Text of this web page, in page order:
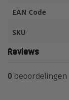
EAN Code
SKU
Reviews
0 beoordelingen